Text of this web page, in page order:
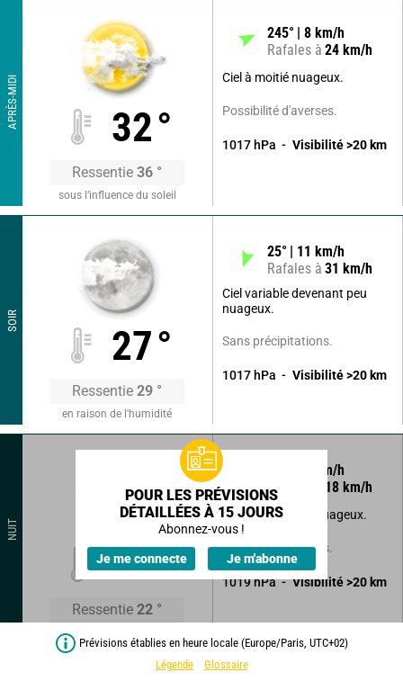
APRÈS-MIDI 32°
Ressentie 36 °
sous l’influence du soleil
245° 8 km/h
Rafales à 24 km/h
Ciel à moitié nuageux.
Possibilité d'averses.
1017 hPa Visibilité >20 km
SOIR
27°
Ressentie 29 °
en raison de l'humidité
25° 11 km/h
Rafales à 31 km/h
Ciel variable devenant peu
nuageux.
Sans précipitations.
1017 hPa Visibilité >20 km
NUIT
21°
Ressentie 22 °
km/h
Rafales à
18 km/h
Beau temps peu nuageux.
Sans précipitations.
1019hPa Visibilité >20 km
POUR LES PRÉVISIONS
DÉTAILLÉES À 15 JOURS
Abonnez-vous !
Je me connecte Je m'abonne
Prévisions établies en heure locale (Europe/Paris, UTC+02)
Légende
Glossaire